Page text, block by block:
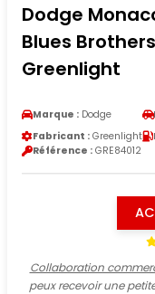
Dodge
Blues
Greenlight
Marque : Dodge
Fabricant : Greenlight
Référence : GRE84012
Collaboration
peux recevoir une